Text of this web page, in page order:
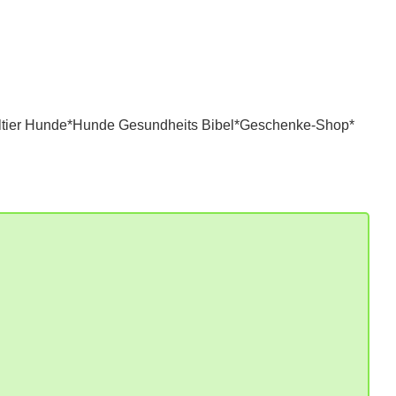
Hunde*Hunde Gesundheits Bibel*Geschenke-Shop*